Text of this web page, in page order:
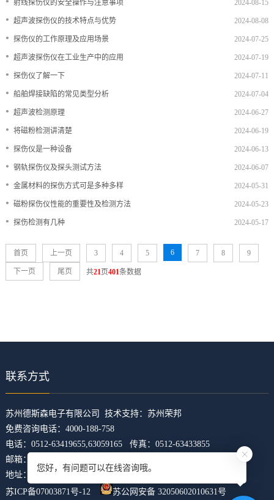
森
2024-08-15
射线探伤仪的安全操作与注意事项
2024-08-08
• 超声波探伤仪的技术特点与优势
2024-07-25
• 探伤仪的工作原理及应用场景
2024-07-19
• 超声波探伤仪在工业生产中的应用
2024-07-11
• 探伤仪了解一下
2024-07-04
• 船舶焊接缺陷的常见类型分析
2024-06-27
• 超声波检测原理
2024-06-19
• 将磁粉检测讲清楚
2024-06-13
• 探伤仪是一种设备
2024-06-07
• 钢轨探伤仪及探头测试方法
2024-05-31
• 金属材料的探伤方式可是多种多样
2024-05-23
• 磁粉探伤仪性能的重要性及检测方法
2024-05-17
• 探伤检测有几种
首页 上一页 3 4 5 6 7 8 9
下一页 尾页 共21 页401条数据
联系方式
​苏州德斯森电子有限公司 技术支持： 苏州荣邦
免费咨询电话：4000-188-758
电话：0512-63419655,63059165 传真：0512-63433855
邮箱：z5421473@126.com
地址：江苏省苏州市吴中区临湖镇东山大道4168号U科技园31幢
苏ICP备07003871号-12
苏公网安备 32050602010631号
您好，有问题可以在线咨询哦。